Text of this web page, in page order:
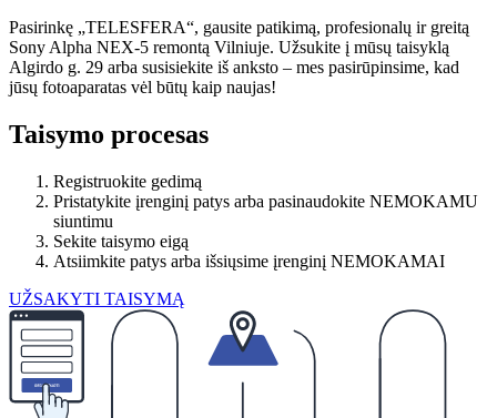
Pasirinkę „TELESFERA“, gausite patikimą, profesionalų ir greitą
Sony Alpha NEX-5 remontą Vilniuje. Užsukite į mūsų taisyklą
Algirdo g. 29 arba susisiekite iš anksto – mes pasirūpinsime, kad
jūsų fotoaparatas vėl būtų kaip naujas!
Taisymo procesas
Registruokite gedimą
Pristatykite įrenginį patys arba pasinaudokite NEMOKAMU
siuntimu
Sekite taisymo eigą
Atsiimkite patys arba išsiųsime įrenginį NEMOKAMAI
UŽSAKYTI TAISYMĄ